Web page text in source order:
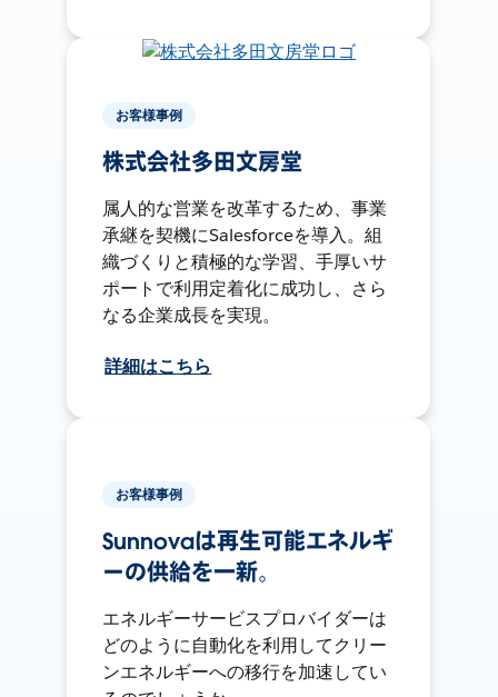
お客様事例
株式会社多田文房堂
属人的な営業を改革するため、事業
承継を契機にSalesforceを導入。組
織づくりと積極的な学習、手厚いサ
ポートで利用定着化に成功し、さら
なる企業成長を実現。
詳細はこちら
お客様事例
Sunnovaは再生可能エネルギ
ーの供給を一新。
エネルギーサービスプロバイダーは
どのように自動化を利用してクリー
ンエネルギーへの移行を加速してい